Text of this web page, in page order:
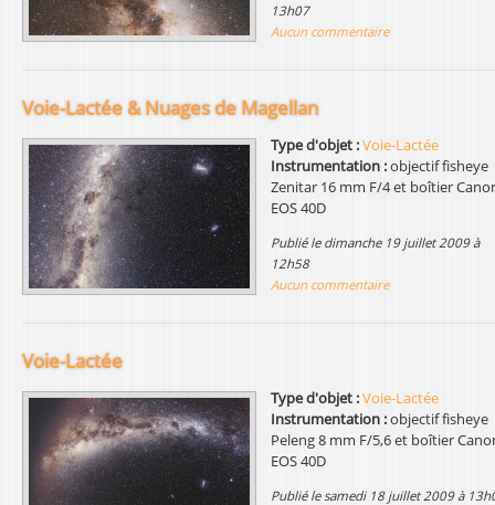
13h07
Aucun commentaire
Voie-Lactée & Nuages de Magellan
Type d'objet :Voie-Lactée
Instrumentation :objectif fisheye
Zenitar 16 mm F/4 et boîtier
EOS 40D
publié le dimanche 19 juillet 2009 à
12h58
Aucun commentaire
Voie-Lactée
Type d'objet :Voie-Lactée
Instrumentation :objectif fisheye
Peleng 8 mm F/5,6 et boîtier
EOS 40D
publié le samedi 18 juillet 2009 à